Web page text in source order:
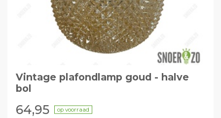
Vintage plafondlamp goud - halve
bol
64,95 op voorraad